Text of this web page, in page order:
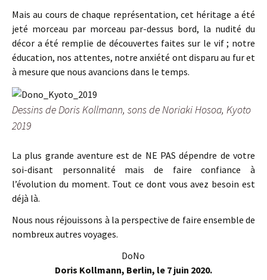
Mais au cours de chaque représentation, cet héritage a été
jeté morceau par morceau par-dessus bord, la nudité du
décor a été remplie de découvertes faites sur le vif ; notre
éducation, nos attentes, notre anxiété ont disparu au fur et
à mesure que nous avancions dans le temps.
Dessins de Doris Kollmann, sons de Noriaki Hosoa, Kyoto
2019
La plus grande aventure est de NE PAS dépendre de votre
soi-disant personnalité mais de faire confiance à
l’évolution du moment. Tout ce dont vous avez besoin est
déjà là.
Nous nous réjouissons à la perspective de faire ensemble de
nombreux autres voyages.
DoNo
Doris Kollmann, Berlin, le 7 juin 2020.